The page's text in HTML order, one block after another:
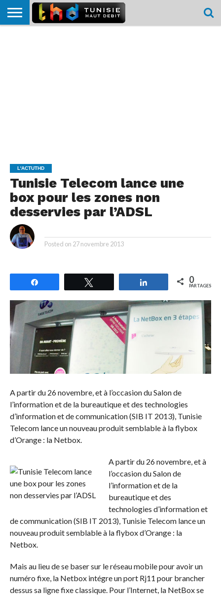
L'ACTUTHD
Tunisie Telecom lance une
box pour les zones non
desservies par l’ADSL
Posted on 27 novembre 2013
Partagez 0
PARTAGES
A partir du 26 novembre, et à l’occasion du Salon de
l’information et de la bureautique et des technologies
d’information et de communication (SIB IT 2013), Tunisie
Telecom lance un nouveau produit semblable à la flybox
d’Orange : la Netbox.
A partir du 26 novembre, et à
l’occasion du Salon de
l’information et de la
bureautique et des
technologies d’information et
de communication (SIB IT 2013), Tunisie Telecom lance un
nouveau produit semblable à la flybox d’Orange : la
Netbox.
Mais au lieu de se baser sur le réseau mobile pour avoir un
numéro fixe, la Netbox intégre un port Rj11 pour brancher
dessus sa ligne fixe classique. Pour l’Internet, la NetBox se